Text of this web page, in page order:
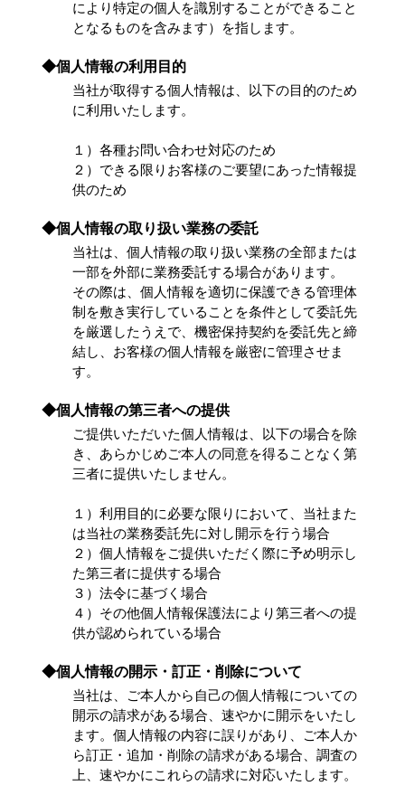
により特定の個人を識別することができること
となるものを含みます）を指します。
◆個人情報の利用目的
当社が取得する個人情報は、以下の目的のため
に利用いたします。
１）各種お問い合わせ対応のため
２）できる限りお客様のご要望にあった情報提
供のため
◆個人情報の取り扱い業務の委託
当社は、個人情報の取り扱い業務の全部または
一部を外部に業務委託する場合があります。
その際は、個人情報を適切に保護できる管理体
制を敷き実行していることを条件として委託先
を厳選したうえで、機密保持契約を委託先と締
結し、お客様の個人情報を厳密に管理させま
す。
◆個人情報の第三者への提供
ご提供いただいた個人情報は、以下の場合を除
き、あらかじめご本人の同意を得ることなく第
三者に提供いたしません。
１）利用目的に必要な限りにおいて、当社また
は当社の業務委託先に対し開示を行う場合
２）個人情報をご提供いただく際に予め明示し
た第三者に提供する場合
３）法令に基づく場合
４）その他個人情報保護法により第三者への提
供が認められている場合
◆個人情報の開示・訂正・削除について
当社は、ご本人から自己の個人情報についての
開示の請求がある場合、速やかに開示をいたし
ます。個人情報の内容に誤りがあり、ご本人か
ら訂正・追加・削除の請求がある場合、調査の
上、速やかにこれらの請求に対応いたします。